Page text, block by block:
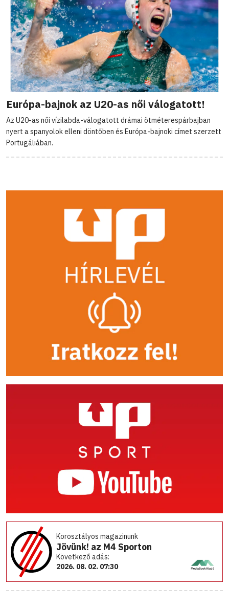
Európa-bajnok az U20-as női válogatott!
Az U20-as női vízilabda-válogatott drámai ötméterespárbajban
nyert a spanyolok elleni döntőben és Európa-bajnoki címet szerzett
Portugáliában.
Korosztályos magazinunk
Jövünk! az M4 Sporton
Következő adás:
2026. 08. 02. 07:30